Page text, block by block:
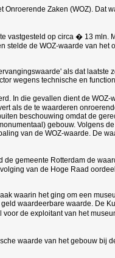
Zaken (WOZ). Dat
vastgesteld op circa � 13 mln.
de WOZ-waarde van het
als dat laatste
wegens technische en
In die gevallen dient de WOZ-
als de te waarderen
beschouwing omdat de
gebouw. Volgens
van de WOZ-waarde. De
gemeente Rotterdam de
van de Hoge Raad
waarin het ging om een
waardeerbare waarde. De
de exploitant van het
waarde van het gebouw bij